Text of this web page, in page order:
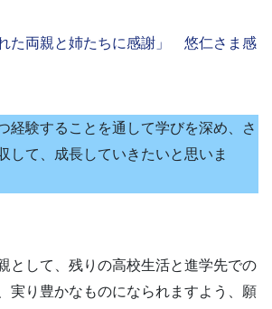
た両親と姉たちに感謝」 悠仁さま感
経験することを通して学びを深め、さ
して、成長していきたいと思いま
として、残りの高校生活と進学先での
実り豊かなものになられますよう、願